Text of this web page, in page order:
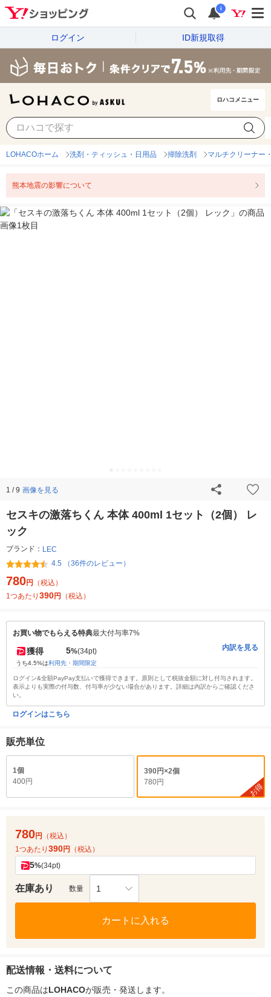
i
ログイン ID新規取得
ロハコメニュー
LOHACOホーム 洗剤・ティッシュ・日用品 掃除洗剤 マルチクリーナー
熊本地震の影響について
1 / 9 画像を見る
セスキの激落ちくん 本体 400ml 1セット（2個） レ
ック
ブランド： LEC
4.5 （36件のレビュー）
780円
（税込）
1つあたり 390円 （税込）
お買い物でもらえる特典最大付与率7%
獲得 5%(34pt)
うち4.5%は利用先・期間限定
内訳を見る
ログイン&全額PayPay支払いで獲得できます。原則として税抜金額に対し付与されます。
表示よりも実際の付与数、付与率が少ない場合があります。詳細は内訳からご確認くださ
い。
ログインはこちら
販売単位
1個
400円
390円×2個
780円
お得
780円
（税込）
1つあたり 390円 （税込）
5%(34pt)
在庫あり 数量 1
カートに入れる
配送情報・送料について
この商品はLOHACOが販売・発送します。